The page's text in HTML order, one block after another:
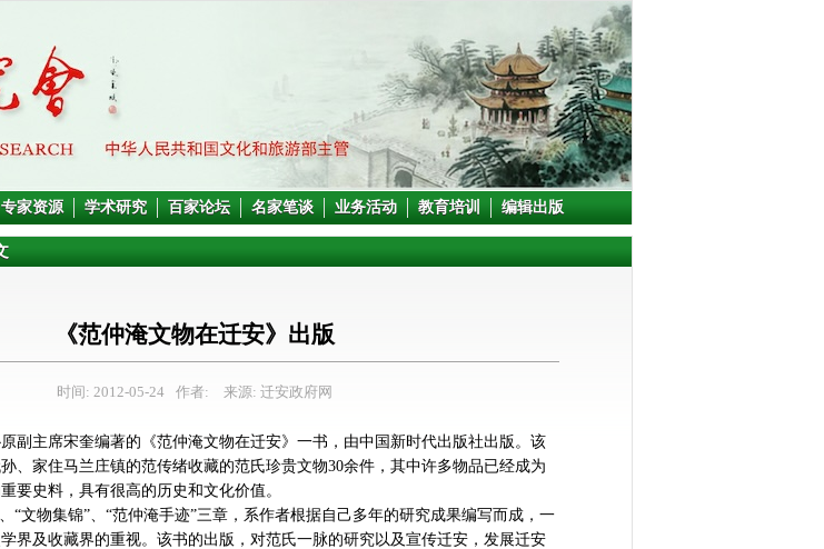
专家资源 学术研究 百家论坛 名家笔谈 业务活动 教育培训 编辑出版
《范仲淹文物在迁安》出版
时间: 2012-05-24 作者: 来源: 迁安政府网
副主席宋奎编著的《范仲淹文物在迁安》一书，由中国新时代出版社出版。该
、家住马兰庄镇的范传绪收藏的范氏珍贵文物30余件，其中许多物品已经成为
要史料，具有很高的历史和文化价值。
“文物集锦”、“范仲淹手迹”三章，系作者根据自己多年的研究成果编写而成，一
界及收藏界的重视。该书的出版，对范氏一脉的研究以及宣传迁安，发展迁安